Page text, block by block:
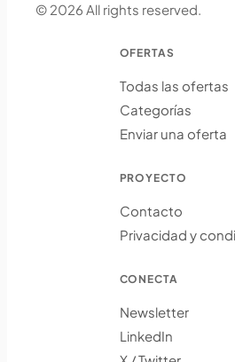
© 2026 All rights reserved.
OFERTAS
Todas las ofertas
Categorías
Enviar una oferta
PROYECTO
Contacto
Privacidad y
CONECTA
Newsletter
LinkedIn